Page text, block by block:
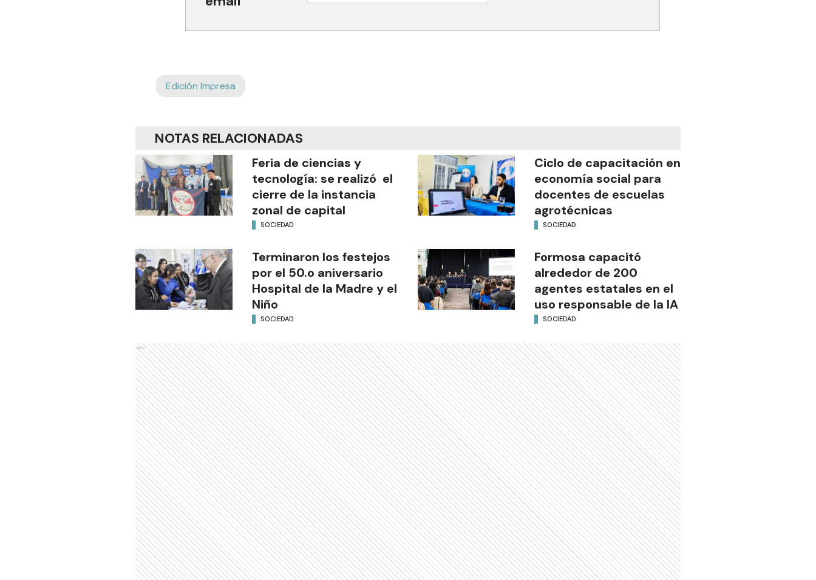
Edición Impresa
NOTAS RELACIONADAS
Feria de ciencias y
tecnología: se realizó el
cierre de la instancia
zonal de capital
SOCIEDAD
Ciclo de capacitación en
economía social para
docentes de escuelas
agrotécnicas
SOCIEDAD
Terminaron los festejos
por el 50.o aniversario
Hospital de la Madre y el
Niño
SOCIEDAD
Formosa capacitó
alrededor de 200
agentes estatales en el
uso responsable de la IA
SOCIEDAD
Ads